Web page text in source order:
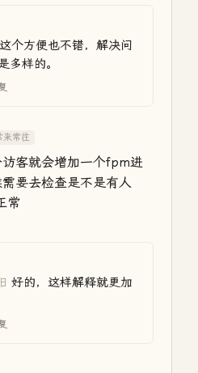
这个方便也不错，解决问
多样的。
来常往
客就会增加一个fpm进
要去检查是不是有人
常
好的，这样解释就更加